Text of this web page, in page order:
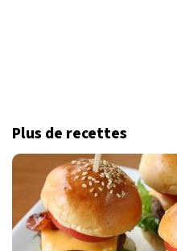
Plus de recettes